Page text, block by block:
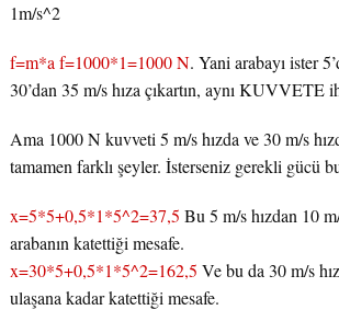
1m/s^2
f=m*a f=1000*1=1000 N. Yani arabayı ister
30’dan 35 m/s hıza çıkartın, aynı KUVVETE
Ama 1000 N kuvveti 5 m/s hızda ve 30 m/s
tamamen farklı şeyler. İsterseniz gerekli gücü
x=5*5+0,5*1*5^2=37,5 Bu 5 m/s hızdan 10
arabanın katettiği mesafe.
x=30*5+0,5*1*5^2=162,5 Ve bu da 30 m/s
ulaşana kadar katettiği mesafe.